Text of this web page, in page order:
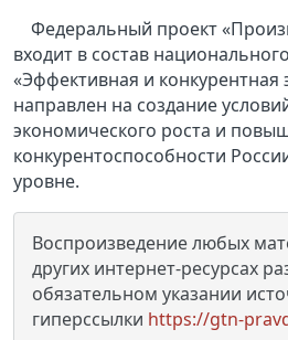
Федеральный проект
входит в состав
«Эффективная и конкурентная
направлен на создание
экономического роста и
конкурентоспособности
уровне.
Воспроизведение любых
других интернет-ресурсах
обязательном указании
гиперссылки https://gtn-